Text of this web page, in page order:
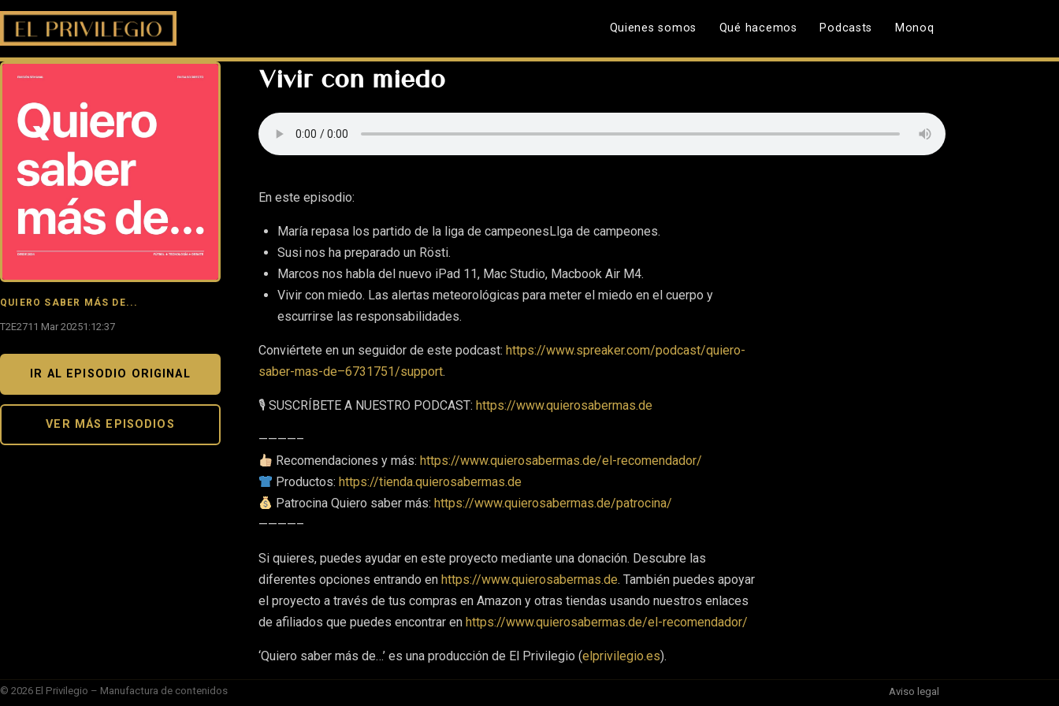
Quienes somos Qué hacemos Podcasts Monoq
QUIERO SABER MÁS DE...
T2E2711 Mar 20251:12:37
IR AL EPISODIO ORIGINAL
VER MÁS EPISODIOS
Vivir con miedo
En este episodio:
María repasa los partido de la liga de campeonesLlga de campeones.
Susi nos ha preparado un Rösti.
Marcos nos habla del nuevo iPad 11, Mac Studio, Macbook Air M4.
Vivir con miedo. Las alertas meteorológicas para meter el miedo en el cuerpo y
escurrirse las responsabilidades.
Conviértete en un seguidor de este podcast: https://www.spreaker.com/podcast/quiero-
saber-mas-de–6731751/support.
🎙 SUSCRÍBETE A NUESTRO PODCAST: https://www.quierosabermas.de
————–
Recomendaciones y más:https://www.quierosabermas.de/el-recomendador/
Productos:https://tienda.quierosabermas.de
Patrocina Quiero saber más:https://www.quierosabermas.de/patrocina/
————–
Si quieres, puedes ayudar en este proyecto mediante una donación. Descubre las
diferentes opciones entrando en https://www.quierosabermas.de. También puedes apoyar
el proyecto a través de tus compras en Amazon y otras tiendas usando nuestros enlaces
de afiliados que puedes encontrar en https://www.quierosabermas.de/el-recomendador/
‘Quiero saber más de…’ es una producción de El Privilegio (elprivilegio.es).
© 2026 El Privilegio – Manufactura de contenidos Aviso legal